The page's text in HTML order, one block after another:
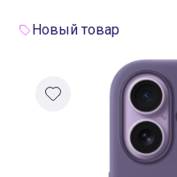
Договор
Реквизиты
Контакты
Новый товар